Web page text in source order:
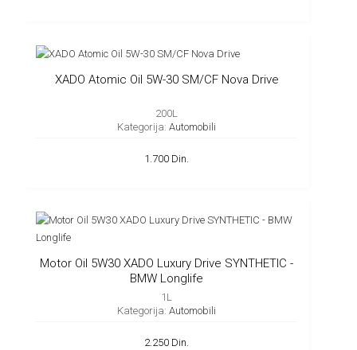
XADO Atomic Oil 5W-30 SM/CF Nova Drive
200L
Kategorija: Automobili
1.700 Din.
Motor Oil 5W30 XADO Luxury Drive SYNTHETIC -
BMW Longlife
1L
Kategorija: Automobili
2.250 Din.